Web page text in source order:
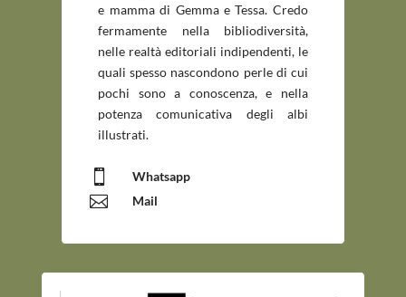
e mamma di Gemma e Tessa. Credo
fermamente nella bibliodiversità,
nelle realtà editoriali indipendenti, le
quali spesso nascondono perle di cui
pochi sono a conoscenza, e nella
potenza comunicativa degli albi
illustrati.
 Whatsapp
 Mail